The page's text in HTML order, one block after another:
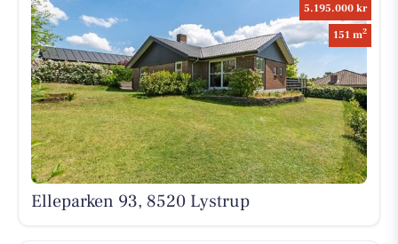
5.195.000 kr
151 m2
Elleparken 93, 8520 Lystrup